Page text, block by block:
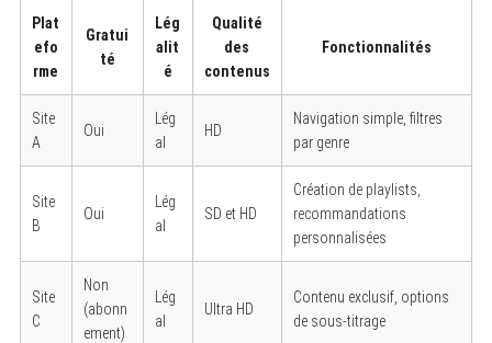
Plat
efo
rme
Gratui
té
Lég
alit
é
Qualité
des
contenus
Fonctionnalités
Site
A
Oui
Lég
al
HD
Navigation simple, filtres
par genre
Site
B
Oui
Lég
al
SD et HD
Création de playlists,
recommandations
personnalisées
Site
C
Non
(abonn
ement)
Lég
al
Ultra HD
Contenu exclusif, options
de sous-titrage